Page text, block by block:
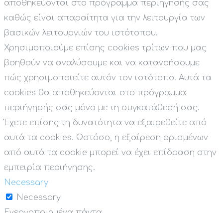
αποθηκεύονται στο πρόγραμμα περιήγησής σας
καθώς είναι απαραίτητα για την λειτουργία των
βασικών λειτουργιών του ιστότοπου.
Χρησιμοποιούμε επίσης cookies τρίτων που μας
βοηθούν να αναλύσουμε και να κατανοήσουμε
πώς χρησιμοποιείτε αυτόν τον ιστότοπο. Αυτά τα
cookies θα αποθηκεύονται στο πρόγραμμα
περιήγησής σας μόνο με τη συγκατάθεσή σας.
Έχετε επίσης τη δυνατότητα να εξαιρεθείτε από
αυτά τα cookies. Ωστόσο, η εξαίρεση ορισμένων
από αυτά τα cookie μπορεί να έχει επίδραση στην
εμπειρία περιήγησης.
Necessary
Necessary